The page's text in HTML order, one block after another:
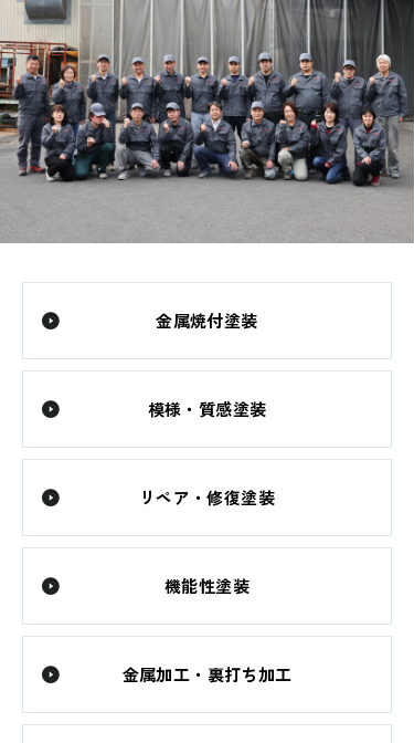
金属焼付塗装
模様・質感塗装
リペア・修復塗装
機能性塗装
金属加工・裏打ち加工